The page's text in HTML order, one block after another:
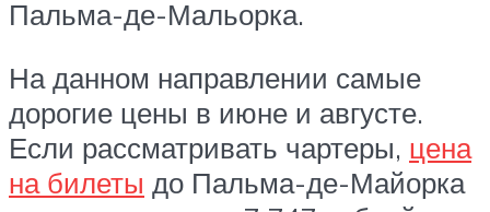
Пальма-де-Мальорка.
На данном направлении самые
дорогие цены в июне и августе.
Если рассматривать чартеры, цена
на билеты до Пальма-де-Майорка